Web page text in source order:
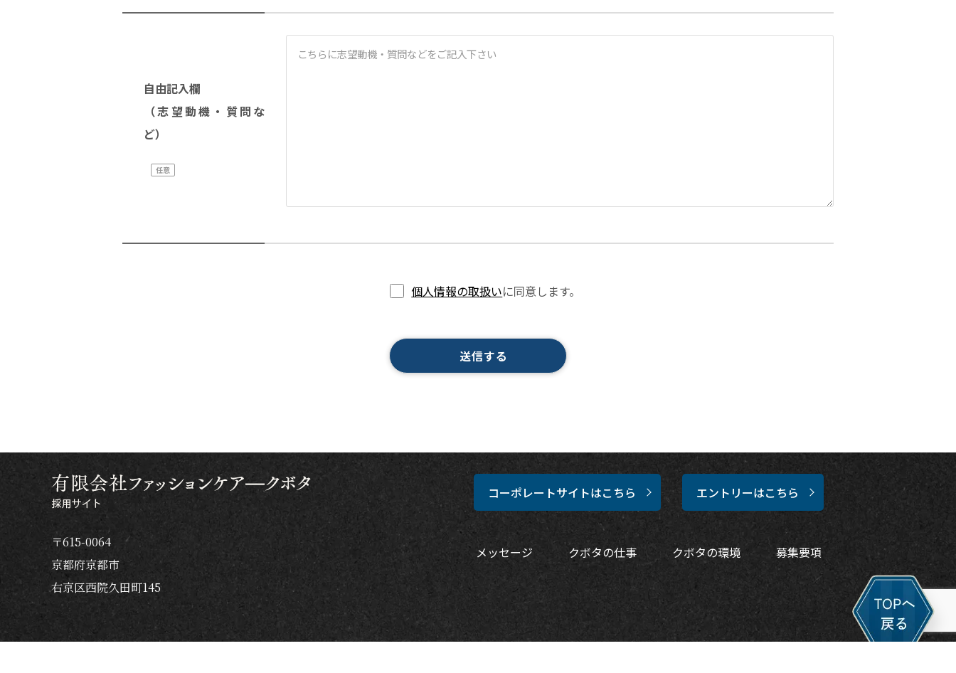
自由記入欄
（志望動機・質問な
ど）
個人情報の取扱いに同意します。
〒615-0064
京都府京都市
右京区西院久田町145
コーポレートサイトはこちら エントリーはこちら
メッセージ クボタの仕事 クボタの環境 募集要項